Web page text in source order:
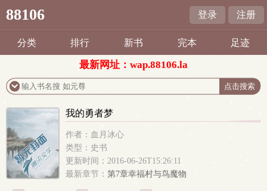
88106 登录 注册
分类 排行 新书 完本 足迹
最新网址：wap.88106.la
我的勇者梦
作者：血月冰心
类型：史书
更新时间：2016-06-26T15:26:11
最新章节： 第7章幸福村与鸟魔物